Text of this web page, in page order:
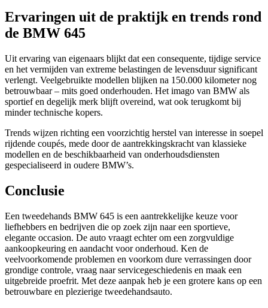
Ervaringen uit de praktijk en trends rond
de BMW 645
Uit ervaring van eigenaars blijkt dat een consequente, tijdige service
en het vermijden van extreme belastingen de levensduur significant
verlengt. Veelgebruikte modellen blijken na 150.000 kilometer nog
betrouwbaar – mits goed onderhouden. Het imago van BMW als
sportief en degelijk merk blijft overeind, wat ook terugkomt bij
minder technische kopers.
Trends wijzen richting een voorzichtig herstel van interesse in soepel
rijdende coupés, mede door de aantrekkingskracht van klassieke
modellen en de beschikbaarheid van onderhoudsdiensten
gespecialiseerd in oudere BMW’s.
Conclusie
Een tweedehands BMW 645 is een aantrekkelijke keuze voor
liefhebbers en bedrijven die op zoek zijn naar een sportieve,
elegante occasion. De auto vraagt echter om een zorgvuldige
aankoopkeuring en aandacht voor onderhoud. Ken de
veelvoorkomende problemen en voorkom dure verrassingen door
grondige controle, vraag naar servicegeschiedenis en maak een
uitgebreide proefrit. Met deze aanpak heb je een grotere kans op een
betrouwbare en plezierige tweedehandsauto.